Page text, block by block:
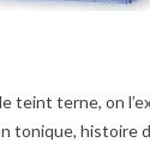
teint terne, on
tonique, histoire